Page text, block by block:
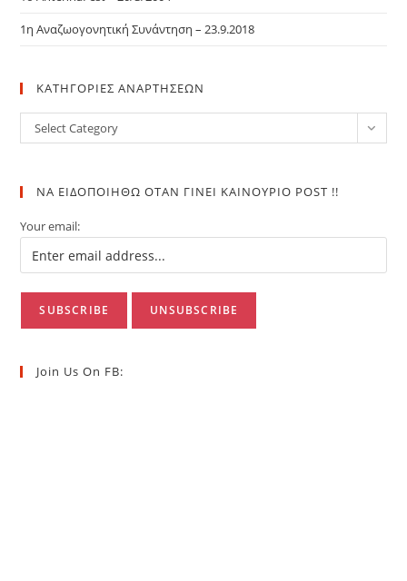
1η Αναζωογονητική Συνάντηση – 23.9.2018
ΚΑΤΗΓΟΡΙΕΣ ΑΝΑΡΤΗΣΕΩΝ
ΚΑΤΗΓΟΡΙΕΣ
ΑΝΑΡΤΗΣΕΩΝ
Select Category
ΝΑ ΕΙΔΟΠΟΙΗΘΩ ΟΤΑΝ ΓΙΝΕΙ ΚΑΙΝΟΥΡΙΟ POST !!
Your email:
Join Us On FB: